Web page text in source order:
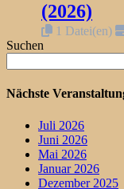
(2026)
1 Datei(en)
Suchen
Nächste
Juli 2026
Juni 2026
Mai 2026
Januar 2026
Dezember 2025